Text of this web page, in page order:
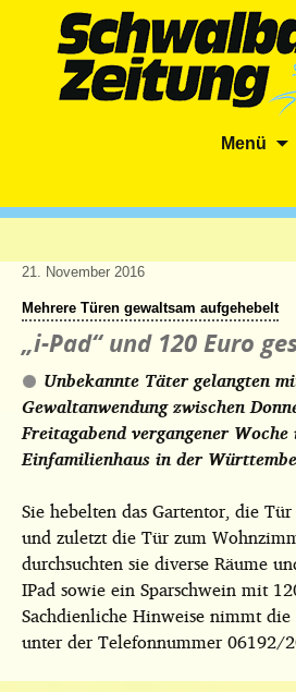
Menü
21. November 2016
Mehrere Türen gewaltsam aufgehebelt
„i-Pad“ und 120 Euro
Unbekannte Täter gelangten
Gewaltanwendung zwischen
Freitagabend vergangener
Einfamilienhaus in der
Sie hebelten das Gartentor, die
und zuletzt die Tür zum
durchsuchten sie diverse Räume
IPad sowie ein Sparschwein mit
Sachdienliche Hinweise nimmt
unter der Telefonnummer 06192/